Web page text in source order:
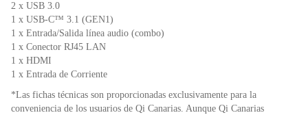
2 x USB 3.0
1 x USB-C™ 3.1 (GEN1)
1 x Entrada/Salida línea audio (combo)
1 x Conector RJ45 LAN
1 x HDMI
1 x Entrada de Corriente
*Las fichas técnicas son proporcionadas exclusivamente para la
conveniencia de los usuarios de Qi Canarias. Aunque Qi Canarias